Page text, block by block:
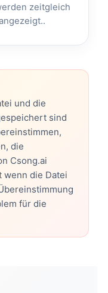
zeitgleich
und die
sind
die
Csong.ai
wenn die Datei
für die